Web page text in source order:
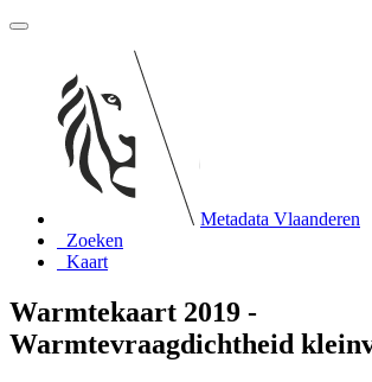
Metadata Vlaanderen
Zoeken
Kaart
Warmtekaart 2019 -
Warmtevraagdichtheid